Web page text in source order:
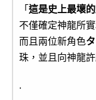
「這是史上最壞
不僅確定神龍所
而且兩位新角色
珠，並且向神龍
.